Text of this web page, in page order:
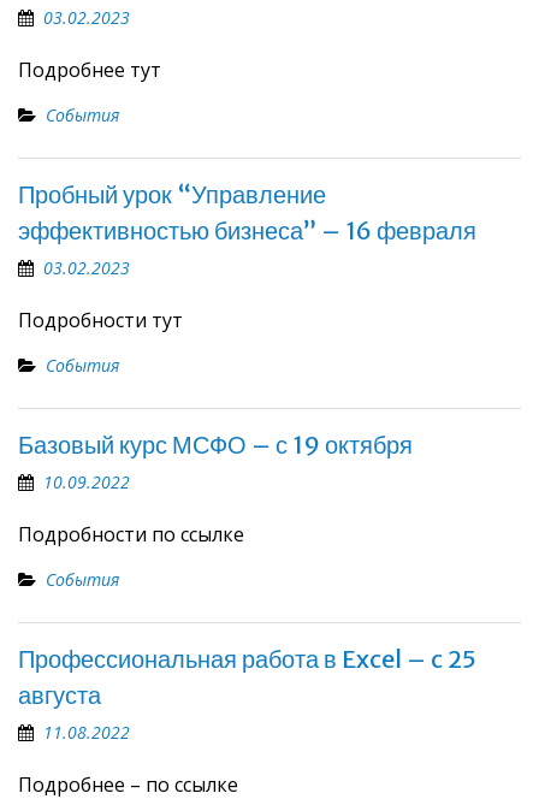
03.02.2023
Подробнее тут
События
Пробный урок “Управление
эффективностью бизнеса” – 16 февраля
03.02.2023
Подробности тут
События
Базовый курс МСФО – с 19 октября
10.09.2022
Подробности по ссылке
События
Профессиональная работа в Excel – c 25
августа
11.08.2022
Подробнее – по ссылке